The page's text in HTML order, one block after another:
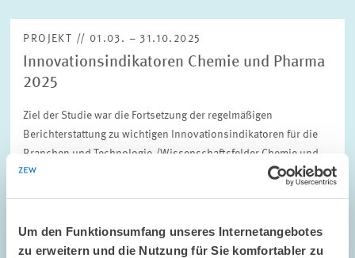
Um den Funktionsumfang unseres Internetangebotes
zu erweitern und die Nutzung für Sie komfortabler zu
PROJEKT // 01.03. – 31.10.2025
Innovationsindikatoren Chemie und Pharma
2025
Ziel der Studie war die Fortsetzung der regelmäßigen
Berichterstattung zu wichtigen Innovationsindikatoren für die
Branchen und Technologie-/Wissenschaftsfelder Chemie und
Pharma. Die Studie bietet in knapper Form…
01.03. – 31.10.2025